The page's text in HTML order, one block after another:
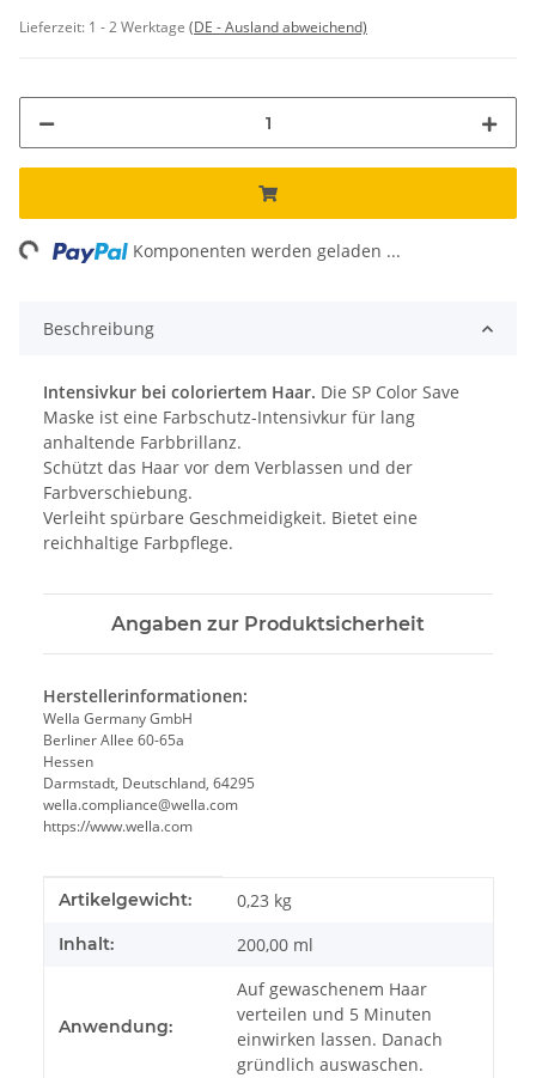
Lieferzeit: 1 - 2 Werktage (DE - Ausland abweichend)
Komponenten werden geladen ...
Beschreibung
Intensivkur bei coloriertem Haar. Die SP Color Save
Maske ist eine Farbschutz-Intensivkur für lang
anhaltende Farbbrillanz.
Schützt das Haar vor dem Verblassen und der
Farbverschiebung.
Verleiht spürbare Geschmeidigkeit. Bietet eine
reichhaltige Farbpflege.
Angaben zur Produktsicherheit
Herstellerinformationen:
Wella Germany GmbH
Berliner Allee 60-65a
Hessen
Darmstadt, Deutschland, 64295
wella.compliance@wella.com
https://www.wella.com
Produkteigenschaft
Wert
Artikelgewicht: 0,23 kg
Inhalt: 200,00 ml
Anwendung:
Auf gewaschenem Haar
verteilen und 5 Minuten
einwirken lassen. Danach
gründlich auswaschen.